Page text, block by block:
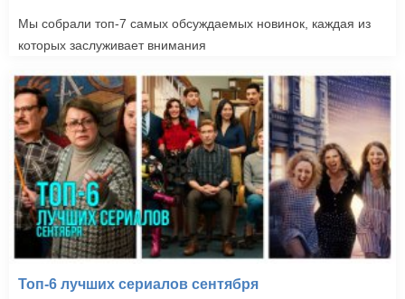
Розовая пантера 2
(2009)
Мы собрали топ-7 самых обсуждаемых новинок, каждая из
которых заслуживает внимания
Топ-6 лучших сериалов сентября